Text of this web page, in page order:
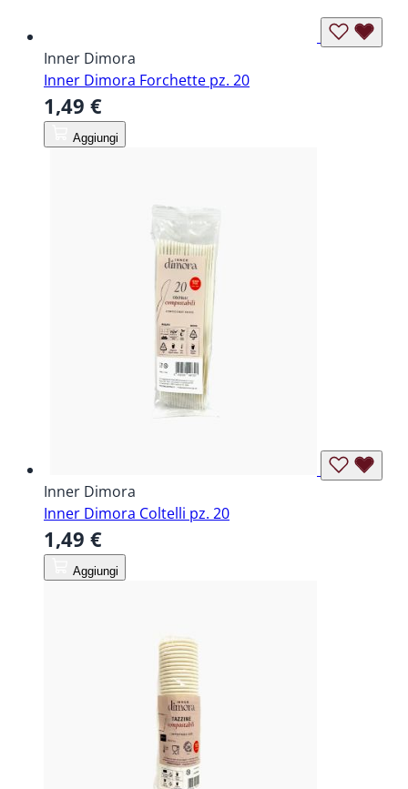
Inner Dimora
Inner Dimora Forchette pz. 20
1,49 €
Aggiungi
Inner Dimora
Inner Dimora Coltelli pz. 20
1,49 €
Aggiungi